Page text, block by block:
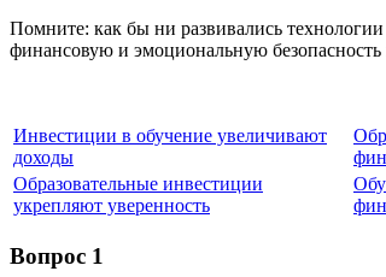
Помните: как бы ни развивались
финансовую и эмоциональную безопасность
Инвестиции в обучение увеличивают
доходы
Образовательные инвестиции
укрепляют уверенность
Вопрос 1